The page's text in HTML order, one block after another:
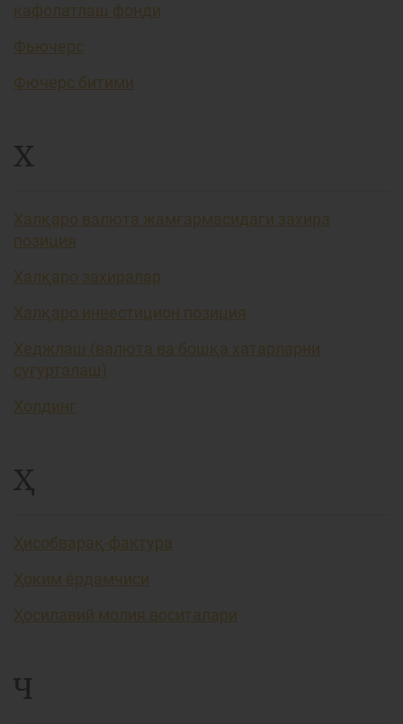
кафолатлаш фонди
Фьючерс
Фючерс битими
Х
Халқаро валюта жамғармасидаги захира
позиция
Халқаро захиралар
Халқаро инвестицион позиция
Хеджлаш (валюта ва бошқа хатарларни
суғурталаш)
Холдинг
Ҳ
Ҳисобварақ-фактура
Ҳоким ёрдамчиси
Ҳосилавий молия воситалари
Ч